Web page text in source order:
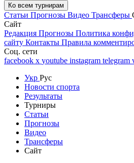
Ко всем турнирам
Статьи Прогнозы Видео Трансферы
Сайт
Редакция Прогнозы Политика
сайту Контакты Правила
Соц. сети
facebook x youtube instagram telegram
Укр Рус
Новости спорта
Результаты
Турниры
Статьи
Прогнозы
Видео
Трансферы
Сайт